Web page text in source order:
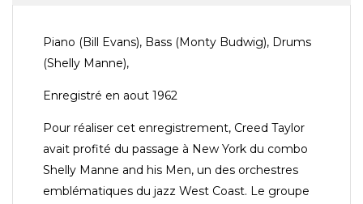
Piano (Bill Evans), Bass (Monty Budwig), Drums
(Shelly Manne),
Enregistré en aout 1962
Pour réaliser cet enregistrement, Creed Taylor
avait profité du passage à New York du combo
Shelly Manne and his Men, un des orchestres
emblématiques du jazz West Coast. Le groupe